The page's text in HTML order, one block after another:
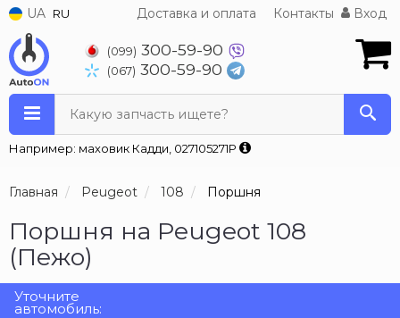
UA RU Доставка и оплата Контакты Вход
(099) 300-59-90
(067) 300-59-90
Какую запчасть ищете?
Например: маховик Кадди, 027105271P
Главная Peugeot 108 Поршня
Поршня на Peugeot 108
(Пежо)
Уточните
автомобиль: